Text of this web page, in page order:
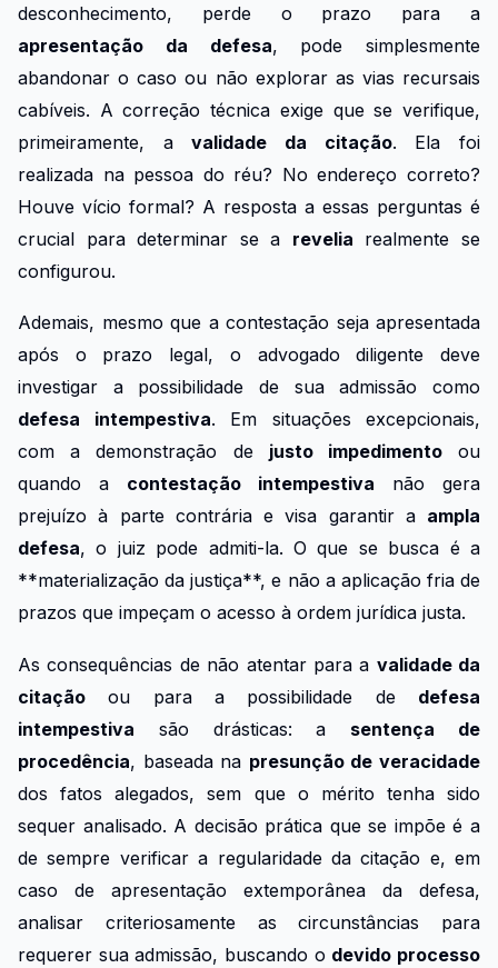
desconhecimento, perde o prazo para a
apresentação da defesa, pode simplesmente
abandonar o caso ou não explorar as vias recursais
cabíveis. A correção técnica exige que se verifique,
primeiramente, avalidade da citação. Ela foi
realizada na pessoa do réu? No endereço correto?
Houve vício formal? A resposta a essas perguntas é
crucial para determinar se a revelia realmente se
configurou.
Ademais, mesmo que a contestação seja apresentada
após o prazo legal, o advogado diligente deve
investigar a possibilidade de sua admissão como
defesa intempestiva. Em situações excepcionais,
com a demonstração de justo impedimentoou
quando a contestação intempestiva não gera
prejuízo à parte contrária e visa garantir a ampla
defesa, o juiz pode admiti-la. O que se busca é a
**materialização da justiça**, e não a aplicação fria de
prazos que impeçam o acesso à ordem jurídica justa.
As consequências de não atentar para a validade da
citação ou para a possibilidade de defesa
intempestiva são drásticas: a sentença de
procedência, baseada na presunção de veracidade
dos fatos alegados, sem que o mérito tenha sido
sequer analisado. A decisão prática que se impõe é a
de sempre verificar a regularidade da citação e, em
caso de apresentação extemporânea da defesa,
analisar criteriosamente as circunstâncias para
requerer sua admissão, buscando o devido processo